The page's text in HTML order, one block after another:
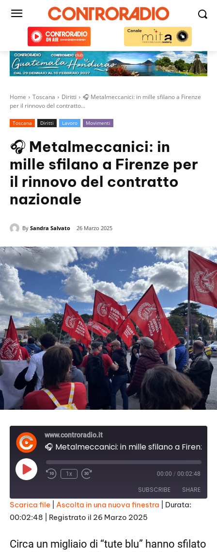
Home Toscana Diritti
🎧 Metalmeccanici: in mille sfilano a Firenze
per il rinnovo del contratto...
Toscana Diritti Lavoro Movimenti
🎧 Metalmeccanici: in
mille sfilano a Firenze per
il rinnovo del contratto
nazionale
By Sandra Salvato 26 Marzo 2025
www.controradio.it
P
l
E
p
i
e
1x 00:00 / 00:02:48
SUBSCRIBE SHARE
SHARE
LINK
Scarica file Ascolta in una nuova finestra
Durata:
00:02:48
Registrato il 26 Marzo 2025
Circa un migliaio di “tute blu” hanno sfilato